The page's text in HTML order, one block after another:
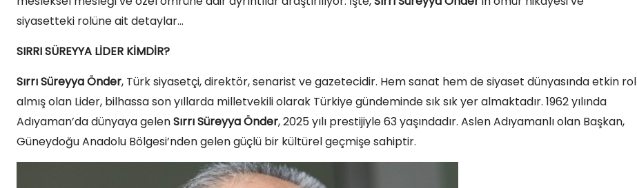
siyasetteki rolüne ait detaylar…
SIRRI SÜREYYA LİDER KİMDİR?
Sırrı Süreyya Önder, Türk siyasetçi, direktör, senarist ve gazetecidir. Hem sanat hem de siyaset dünyasında etkin rol
almış olan Lider, bilhassa son yıllarda milletvekili olarak Türkiye gündeminde sık sık yer almaktadır. 1962 yılında
Adıyaman’da dünyaya gelenSırrı Süreyya Önder, 2025 yılı prestijiyle 63 yaşındadır. Aslen Adıyamanlı olan Başkan,
Güneydoğu Anadolu Bölgesi’nden gelen güçlü bir kültürel geçmişe sahiptir.